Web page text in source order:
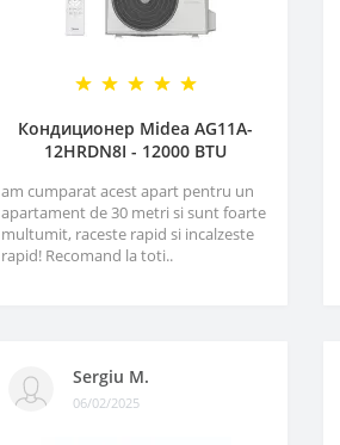
Кондиционер Midea AG11A-
12HRDN8I - 12000 BTU
am cumparat acest apart pentru un
apartament de 30 metri si sunt foarte
multumit, raceste rapid si incalzeste
rapid! Recomand la toti..
Sergiu M.
06/02/2025